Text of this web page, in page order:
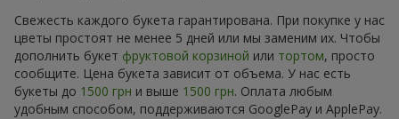
Свежесть каждого букета гарантирована. При покупке у нас
цветы простоят не менее 5 дней или мы заменим их. Чтобы
дополнить букет фруктовой корзиной или тортом, просто
сообщите. Цена букета зависит от объема. У нас есть
букеты до 1500 грн и выше 1500 грн. Оплата любым
удобным способом, поддерживаются GooglePay и ApplePay.